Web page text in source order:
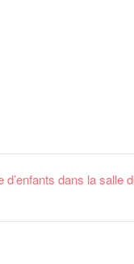
d’enfants dans la salle